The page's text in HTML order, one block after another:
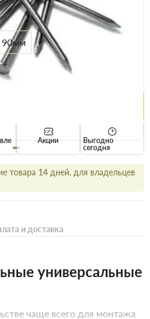
90мм Ещё4
Акции
Выгодно
сегодня
товара 14 дней, для владельцев
и доставка
универсальные
чаще всего для монтажа